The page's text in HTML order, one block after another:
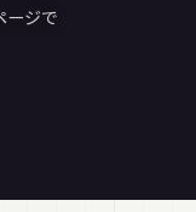
ージで